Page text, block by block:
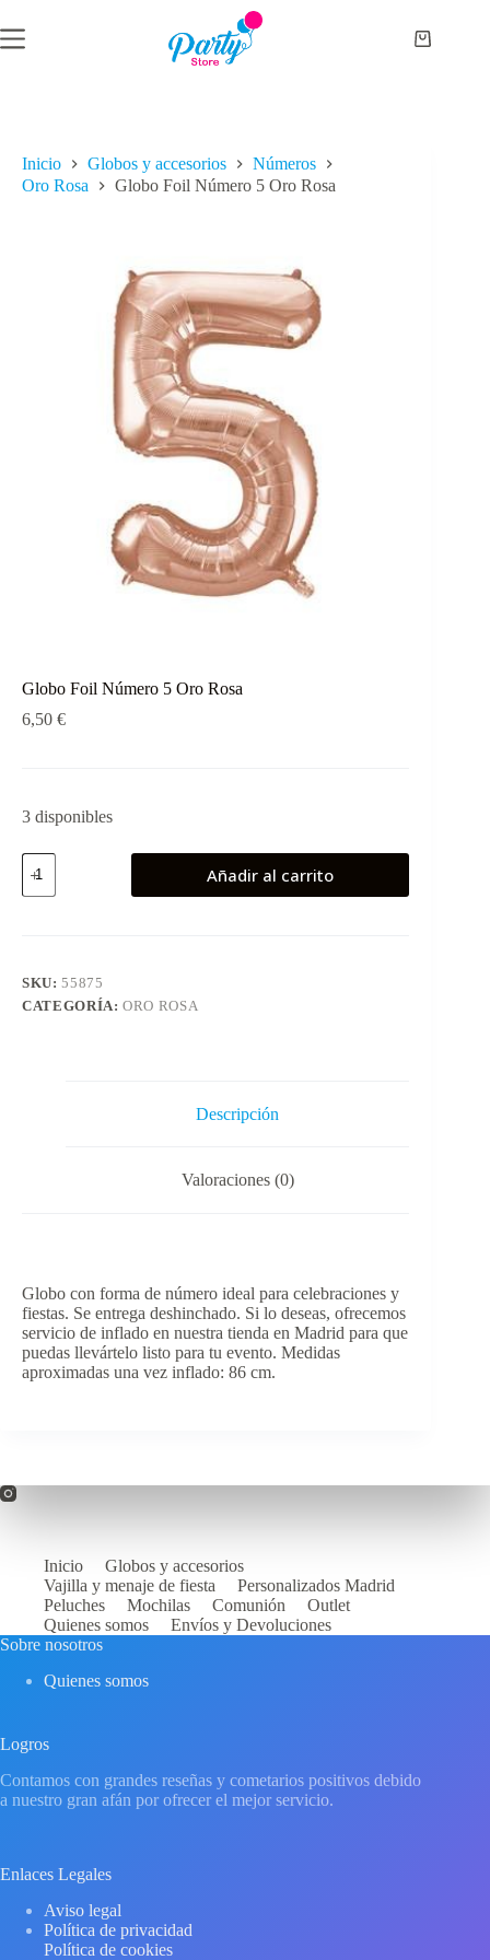
al
contenido
Carro
Inicio Globos y accesorios
Números
Oro Rosa
Globo Foil Número 5 Oro Rosa
Globo Foil Número 5 Oro Rosa
6,50 €
3 disponibles
Globo
Foil
Número
Añadir al carrito
SKU:55875
CATEGORÍA:ORO ROSA
Descripción
Valoraciones (0)
Globo con forma de número ideal para celebraciones y
fiestas. Se entrega deshinchado. Si lo deseas, ofrecemos
servicio de inflado en nuestra tienda en Madrid para que
puedas llevártelo listo para tu evento. Medidas
aproximadas una vez inflado: 86 cm.
Inicio
Globos y accesorios
Vajilla y menaje de fiesta
Personalizados Madrid
Peluches
Mochilas Comunión
Outlet
Quienes somos
Envíos y Devoluciones
Sobre nosotros
Quienes somos
Logros
Contamos con grandes reseñas y cometarios positivos debido
a nuestro gran afán por ofrecer el mejor servicio.
Enlaces Legales
Aviso legal
Política de privacidad
Política de cookies